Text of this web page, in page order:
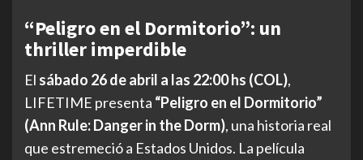
“Peligro en el Dormitorio”: un
thriller imperdible
El sábado 26 de abril a las 22:00 hs (COL),
LIFETIME presenta “Peligro en el Dormitorio”
(Ann Rule: Danger in the Dorm), una historia real
que estremeció a Estados Unidos. La película